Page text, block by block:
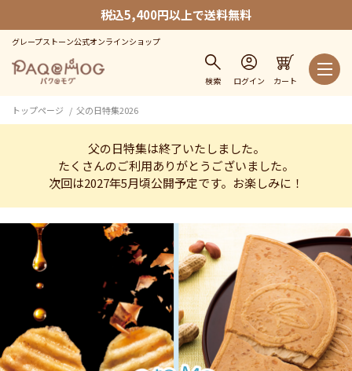
税込5,400円以上で送料無料
グレープストーン公式オンラインショップ
検索 ログイン カート
トップページ 父の日特集2026
父の日特集は終了いたしました。
たくさんのご利用ありがとうございました。
次回は2027年5月頃公開予定です。お楽しみに！